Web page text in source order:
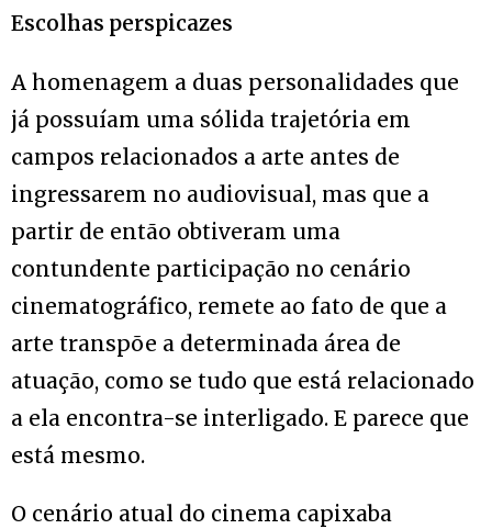
Escolhas perspicazes
A homenagem a duas personalidades que
já possuíam uma sólida trajetória em
campos relacionados a arte antes de
ingressarem no audiovisual, mas que a
partir de então obtiveram uma
contundente participação no cenário
cinematográfico, remete ao fato de que a
arte transpõe a determinada área de
atuação, como se tudo que está relacionado
a ela encontra-se interligado. E parece que
está mesmo.
O cenário atual do cinema capixaba